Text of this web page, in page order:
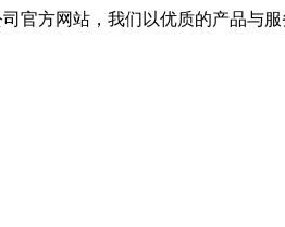
官方网站，我们以优质的产品与